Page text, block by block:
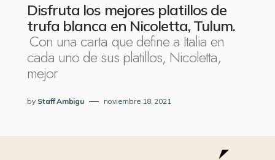
Disfruta los mejores platillos de
trufa blanca en Nicoletta, Tulum.
Con una carta que define a Italia en
cada uno de sus platillos, Nicoletta,
mejor
by Staff Ambigu noviembre 18, 2021